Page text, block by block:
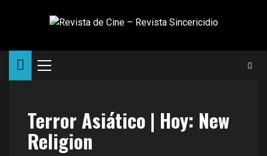
Menú
Terror Asiático | Hoy: New
Religion